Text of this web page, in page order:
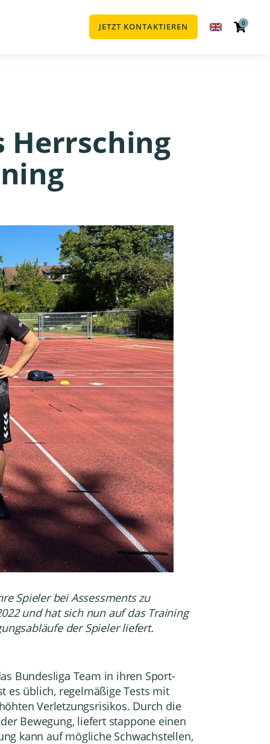
JETZT KONTAKTIEREN 0
Herrsching
Spieler bei Assessments zu
und hat sich nun auf das Training
der Spieler liefert.
Bundesliga Team in ihren Sport-
es üblich, regelmäßige Tests mit
Verletzungsrisikos. Durch die
Bewegung, liefert stappone einen
kann auf mögliche Schwachstellen,